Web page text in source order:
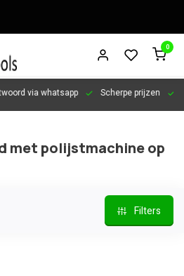
0
via whatsapp Scherpe prijzen
met polijstmachine op
Filters